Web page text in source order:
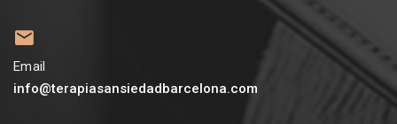
Email
info@terapiasansiedadbarcelona.com